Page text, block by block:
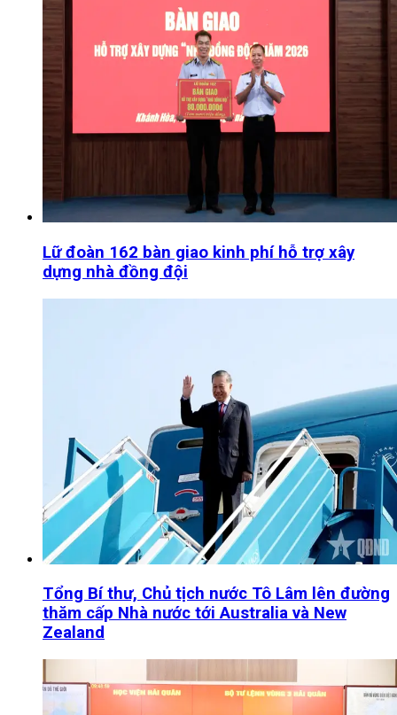
Lữ đoàn 162 bàn giao kinh phí hỗ trợ xây
dựng nhà đồng đội
Tổng Bí thư, Chủ tịch nước Tô Lâm lên đường
thăm cấp Nhà nước tới Australia và New
Zealand